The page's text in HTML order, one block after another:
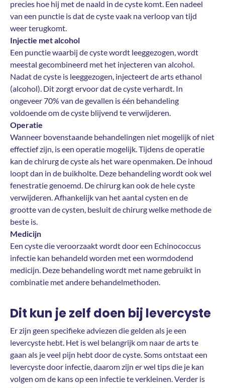
precies hoe hij met de naald in de cyste komt. Een nadeel
van een punctie is dat de cyste vaak na verloop van tijd
weer terugkomt.
Injectie met alcohol
Een punctie waarbij de cyste wordt leeggezogen, wordt
meestal gecombineerd met het injecteren van alcohol.
Nadat de cyste is leeggezogen, injecteert de arts ethanol
(alcohol). Dit zorgt ervoor dat de cyste verhardt. In
ongeveer 70% van de gevallen is één behandeling
voldoende om de cyste blijvend te verwijderen.
Operatie
Wanneer bovenstaande behandelingen niet mogelijk of niet
effectief zijn, is een operatie mogelijk. Tijdens de operatie
kan de chirurg de cyste als het ware openmaken. De inhoud
loopt dan in de buikholte. Deze behandeling wordt ook wel
fenestratie genoemd. De chirurg kan ook de hele cyste
verwijderen. Afhankelijk van het aantal cysten en de
grootte van de cysten, besluit de chirurg welke methode de
beste is.
Medicijn
Een cyste die veroorzaakt wordt door een Echinococcus
infectie kan behandeld worden met een wormdodend
medicijn. Deze behandeling wordt met name gebruikt in
combinatie met andere behandelmethoden.
Dit kun je zelf doen bij levercyste
Er zijn geen specifieke adviezen die gelden als je een
levercyste hebt. Het is wel belangrijk om naar de arts te
gaan als je veel pijn hebt door de cyste. Soms ontstaat een
levercyste door infectie, daarom zijn er wel tips die je kan
volgen om de kans op een infectie te verkleinen. Verder is